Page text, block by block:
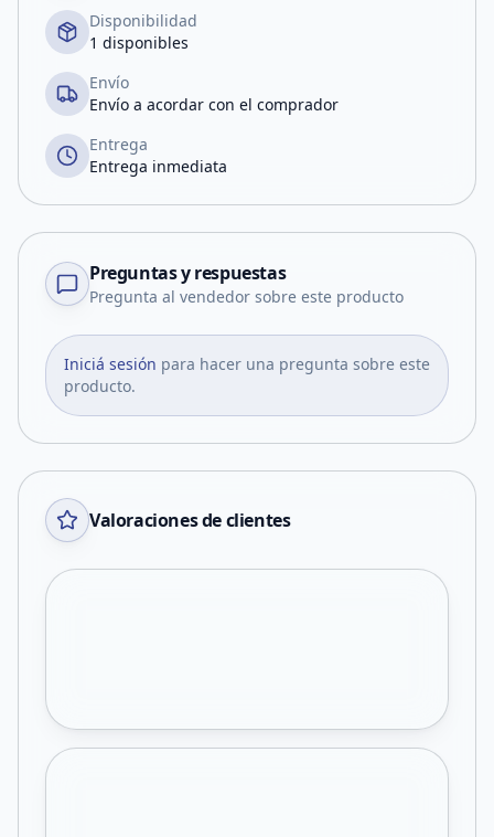
Disponibilidad
1 disponibles
Envío
Envío a acordar con el comprador
Entrega
Entrega inmediata
Preguntas y respuestas
Pregunta al vendedor sobre este producto
Iniciá sesión para hacer una pregunta sobre este
producto.
Valoraciones de clientes